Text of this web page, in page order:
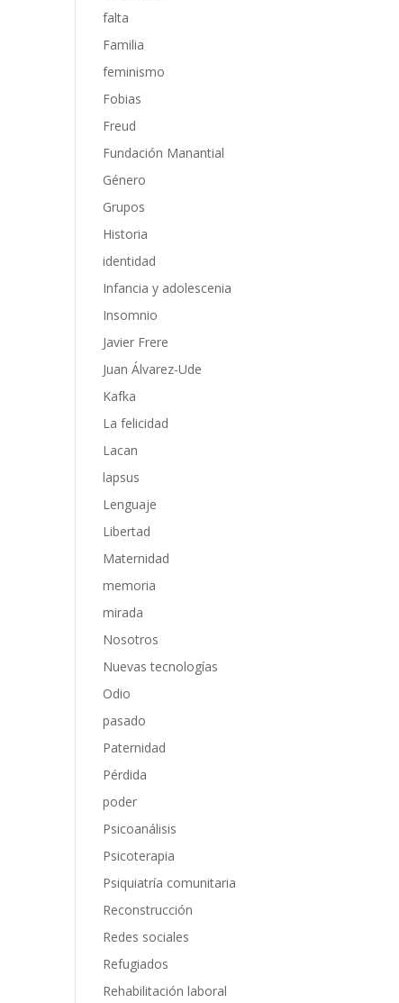
falta
Familia
feminismo
Fobias
Freud
Fundación Manantial
Género
Grupos
Historia
identidad
Infancia y adolescenia
Insomnio
Javier Frere
Juan Álvarez-Ude
Kafka
La felicidad
Lacan
lapsus
Lenguaje
Libertad
Maternidad
memoria
mirada
Nosotros
Nuevas tecnologías
Odio
pasado
Paternidad
Pérdida
poder
Psicoanálisis
Psicoterapia
Psiquiatría comunitaria
Reconstrucción
Redes sociales
Refugiados
Rehabilitación laboral